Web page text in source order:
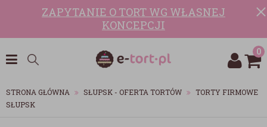
ZAPYTANIE O TORT WG WŁASNEJ
KONCEPCJI
0
STRONA GŁÓWNA SŁUPSK - OFERTA TORTÓW
TORTY FIRMOWE
SŁUPSK